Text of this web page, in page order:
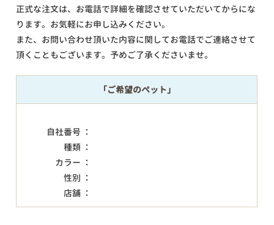
正式な注文は、お電話で詳細を確認させていただいてからにな
ります。お気軽にお申し込みください。
また、お問い合わせ頂いた内容に関してお電話でご連絡させて
頂くこともございます。予めご了承くださいませ。
「ご希望のペット」
自社番号 ：
種類 ：
カラー ：
性別 ：
店舗 ：